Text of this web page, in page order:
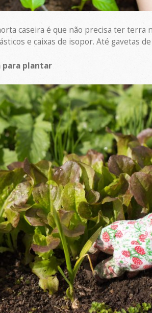
caseira é que não precisa ter terra
e caixas de isopor. Até gavetas
para plantar